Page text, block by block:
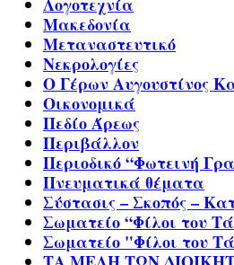
Λογοτεχνία
Μακεδονία
Μεταναστευτικό
Νεκρολογίες
Ο Γέρων Αυγουστίνος
Οικονομικά
Πεδίο Άρεως
Περιβάλλον
Περιοδικό “Φωτεινή
Πνευματικά θέματα
Σύστασις – Σκοπός –
Σωματείο “Φίλοι του
Σωματείο "Φίλοι του